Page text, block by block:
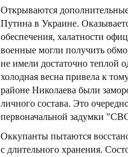
Открываются
Путина в Украине.
обеспечения, халатности
военные могли получить
не имели достаточно теплой
холодная весна привела к
районе Николаева были
личного состава. Это
первоначальной задумки
Оккупанты пытаются
с длительного хранения.